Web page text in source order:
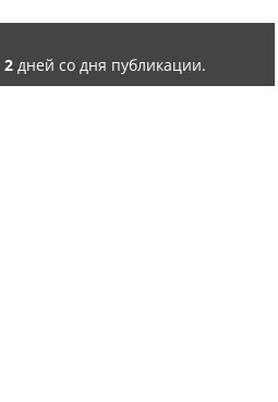
2 дней со дня публикации.